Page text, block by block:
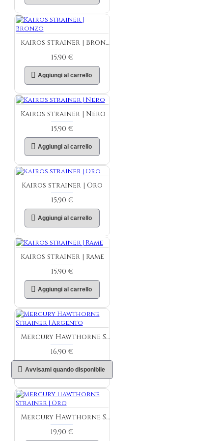
Kairos strainer | Bronzo
15,90 €
Aggiungi al carrello
Kairos strainer | Nero
15,90 €
Aggiungi al carrello
Kairos strainer | Oro
15,90 €
Aggiungi al carrello
Kairos strainer | Rame
15,90 €
Aggiungi al carrello
Mercury Hawthorne Strainer | Argento
16,90 €
Avvisami quando disponibile
Mercury Hawthorne Strainer | Oro
19,90 €